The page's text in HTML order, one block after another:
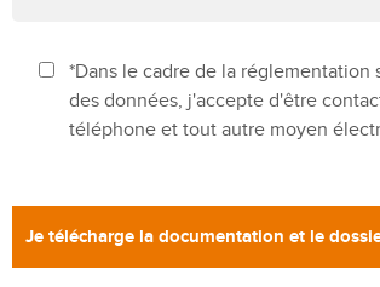
*Dans le cadre de la réglementation
des données, j'accepte d'être
téléphone et tout autre moyen